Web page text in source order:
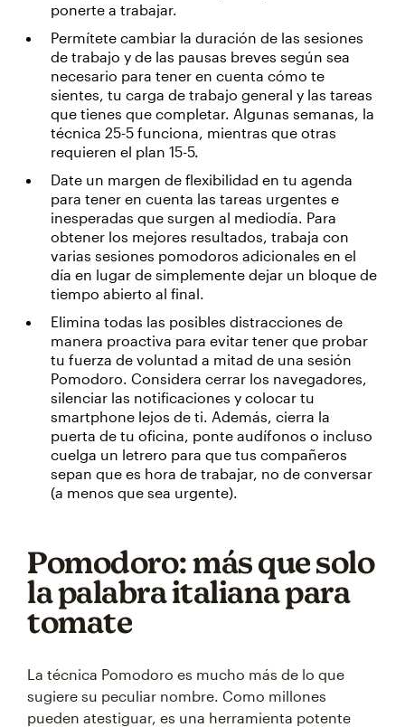
ponerte a trabajar.
Permítete cambiar la duración de las sesiones
de trabajo y de las pausas breves según sea
necesario para tener en cuenta cómo te
sientes, tu carga de trabajo general y las tareas
que tienes que completar. Algunas semanas, la
técnica 25-5 funciona, mientras que otras
requieren el plan 15-5.
Date un margen de flexibilidad en tu agenda
para tener en cuenta las tareas urgentes e
inesperadas que surgen al mediodía. Para
obtener los mejores resultados, trabaja con
varias sesiones pomodoros adicionales en el
día en lugar de simplemente dejar un bloque de
tiempo abierto al final.
Elimina todas las posibles distracciones de
manera proactiva para evitar tener que probar
tu fuerza de voluntad a mitad de una sesión
Pomodoro. Considera cerrar los navegadores,
silenciar las notificaciones y colocar tu
smartphone lejos de ti. Además, cierra la
puerta de tu oficina, ponte audífonos o incluso
cuelga un letrero para que tus compañeros
sepan que es hora de trabajar, no de conversar
(a menos que sea urgente).
Pomodoro: más que solo
la palabra italiana para
tomate
La técnica Pomodoro es mucho más de lo que
sugiere su peculiar nombre. Como millones
pueden atestiguar, es una herramienta potente